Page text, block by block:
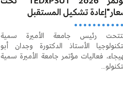
تشكيل المستقبل
رئيس جامعة الأميرة سمية
الأستاذ الدكتورة وجدان أبو
فعاليات مؤتمر جامعة الأميرة سمية